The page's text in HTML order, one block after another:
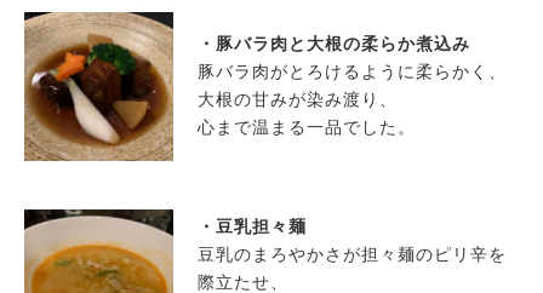
・豚バラ肉と大根の柔らか煮込み
豚バラ肉がとろけるように柔らかく、
大根の甘みが染み渡り、
心まで温まる一品でした。
・豆乳担々麺
豆乳のまろやかさが担々麺のピリ辛を
際立たせ、